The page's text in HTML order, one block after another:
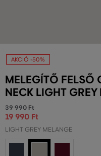
AKCIÓ -50%
MELEGÍTŐ FELSŐ
NECK LIGHT GREY
39 990 Ft
19 990 Ft
LIGHT GREY MELANGE